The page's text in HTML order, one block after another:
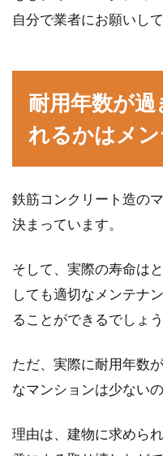
自分で業者にお願いし
耐用年数が
れるかはメ
鉄筋コンクリート造の
決まっています。
そして、実際の寿命は
しても適切なメンテナ
ることができるでしょう
ただ、実際に耐用年数
なマンションは少ない
理由は、建物に求めら